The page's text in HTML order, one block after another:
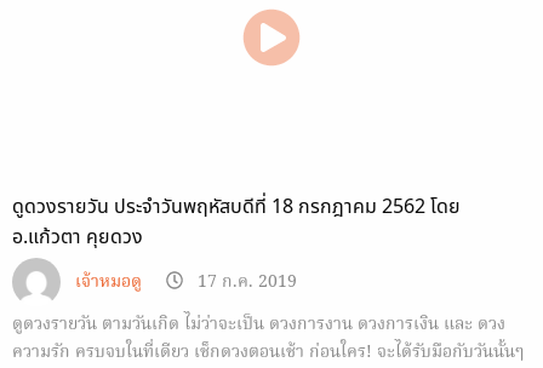
ดูดวงรายวัน ประจำวันพฤหัสบดีที่ 18 กรกฎาคม 2562 โดย
อ.แก้วตา คุยดวง
เจ้าหมอดู
17 ก.ค. 2019
ดูดวงรายวัน ตามวันเกิด ไม่ว่าจะเป็น ดวงการงาน ดวงการเงิน และ ดวง
ความรัก ครบจบในที่เดียว เช็กดวงตอนเช้า ก่อนใคร! จะได้รับมือกับวันนั้นๆ